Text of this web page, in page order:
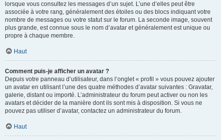
lorsque vous consultez les messages d’un sujet. L’une d’elles peut être
associée à votre rang, généralement des étoiles ou des blocs indiquant votre
nombre de messages ou votre statut sur le forum. La seconde image, souvent
plus grande, est connue sous le nom d’avatar et généralement est unique ou
propre à chaque membre.
Haut
Comment puis-je afficher un avatar ?
Depuis votre panneau d’utilisateur, dans l’onglet « profil » vous pouvez ajouter
un avatar en utilisant l’une des quatre méthodes d’avatar suivantes : Gravatar,
galerie, distant ou importé. L’administrateur du forum peut activer ou non les
avatars et décider de la manière dont ils sont mis à disposition. Si vous ne
pouvez pas utiliser d’avatar, contactez un administrateur du forum.
Haut